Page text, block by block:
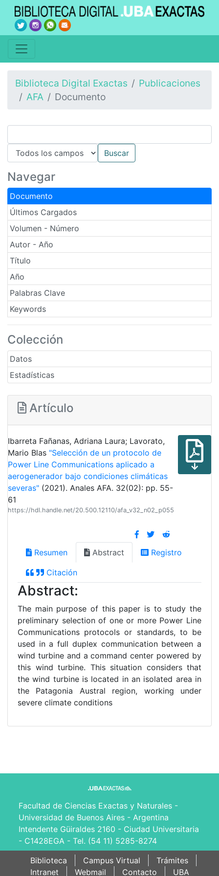
Biblioteca Digital Exactas
Publicaciones
AFA
Documento
Navegar
Documento
Últimos Cargados
Volumen - Número
Autor - Año
Título
Año
Palabras Clave
Keywords
Colección
Datos
Estadísticas
Artículo
Ibarreta Fañanas, Adriana Laura; Lavorato,
Mario Blas "Selección de un protocolo de
Power Line Communications aplicado a
aerogenerador bajo condiciones climáticas
severas" (2021). Anales AFA. 32(02): pp. 55-
61
https://hdl.handle.net/20.500.12110/afa_v32_n02_p055
Resumen Abstract Registro
Citación
Abstract:
The main purpose of this paper is to study the
preliminary selection of one or more Power Line
Communications protocols or standards, to be
used in a full duplex communication between a
wind turbine and a command center powered by
this wind turbine. This situation considers that
the wind turbine is located in an isolated area in
the Patagonia Austral region, working under
severe climate conditions
Facultad de Ciencias Exactas y Naturales -
Universidad de Buenos Aires - Argentina
Intendente Güiraldes 2160 - Ciudad Universitaria
- C1428EGA - Tel. (54 11) 5285-8274
Biblioteca
Campus Virtual
Trámites
Intranet
Webmail Contacto UBA